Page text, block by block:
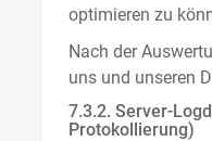
optimieren zu
Nach der
uns und unseren
7.3.2. Server-
Protokollierung)